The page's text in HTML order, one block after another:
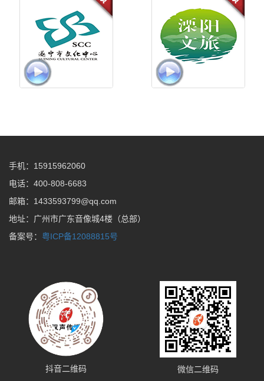
手机：15915962060
电话：400-808-6683
邮箱：1433593799@qq.com
地址：广州市广东音像城4楼（总部）
备案号： 粤ICP备12088815号
抖音二维码 微信二维码